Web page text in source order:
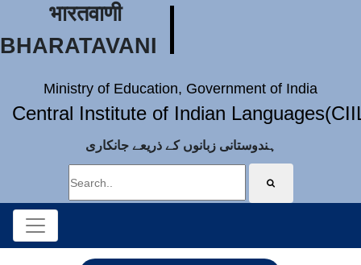
भारतवाणी
BHARATAVANI
Ministry of Education, Government of India
Central Institute of Indian
ہندوستانی زبانوں کے ذریعے جانکاری